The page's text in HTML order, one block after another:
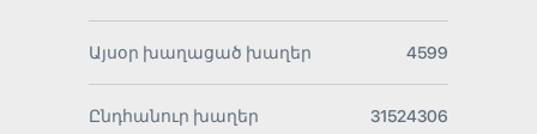
Այսօր խաղացած խաղեր 4599
Ընդհանուր խաղեր 31524306